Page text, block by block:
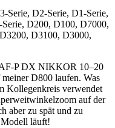
Serie, D2-Serie, D1-Serie,
D200, D100, D7000,
D3100, D3000,
AF-P DX NIKKOR 10–20
D800 laufen. Was
Kollegenkreis verwendet
auf der
aber zu spät und zu
läuft!